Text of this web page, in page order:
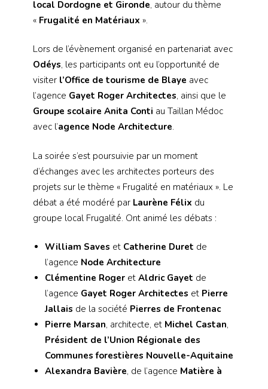
local Dordogne et Gironde, autour du thème
« Frugalité en Matériaux ».
Lors de l’évènement organisé en partenariat avec
Odéys, les participants ont eu l’opportunité de
visiter l’Office de tourisme de Blaye avec
l’agence Gayet Roger Architectes, ainsi que le
Groupe scolaire Anita Conti au Taillan Médoc
avec l’agence Node Architecture.
La soirée s’est poursuivie par un moment
d’échanges avec les architectes porteurs des
projets sur le thème « Frugalité en matériaux ». Le
débat a été modéré par Laurène Félix du
groupe local Frugalité. Ont animé les débats :
William Saves et Catherine Duret de
l’agence Node Architecture
Clémentine Roger et Aldric Gayet de
l’agence Gayet Roger Architectes et Pierre
Jallais de la société Pierres de Frontenac
Pierre Marsan, architecte, et Michel Castan,
Président de l’Union Régionale des
Communes forestières Nouvelle-Aquitaine
Alexandra Bavière, de l’agence Matière à